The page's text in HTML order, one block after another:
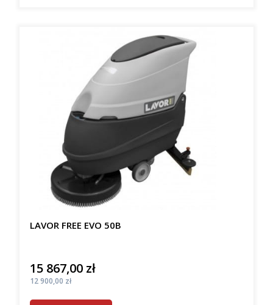
LAVOR FREE EVO 50B
Cena
15 867,00 zł
Cena
12 900,00 zł